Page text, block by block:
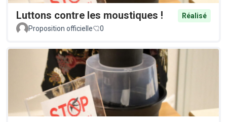
Luttons contre les moustiques !
Réalisé
Proposition officielle
0